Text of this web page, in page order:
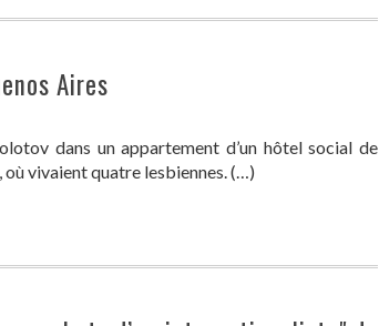
Aires
dans un appartement d’un hôtel social de
où vivaient quatre lesbiennes. (…)